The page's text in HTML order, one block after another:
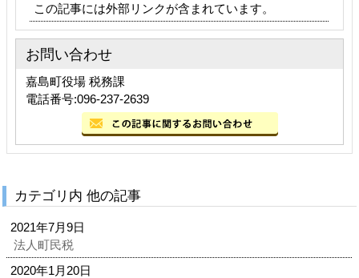
この記事には外部リンクが含まれています。
お問い合わせ
嘉島町役場 税務課
電話番号:096-237-2639
カテゴリ内 他の記事
2021年7月9日
法人町民税
2020年1月20日